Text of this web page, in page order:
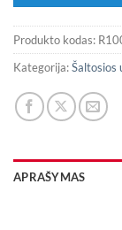
Produkto kodas:
Kategorija:Šaltosios
APRAŠYMAS